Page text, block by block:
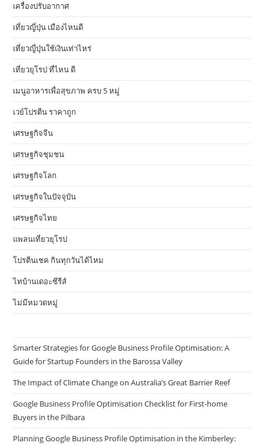
เครื่องปรับอากาศ
เที่ยวญี่ปุ่น เมืองไหนดี
เที่ยวญี่ปุ่นใช้เงินเท่าไหร่
เที่ยวยุโรป ที่ไหน ดี
เมนูอาหารเพื่อสุขภาพ ครบ 5 หมู่
เวย์โปรตีน ราคาถูก
เศรษฐกิจจีน
เศรษฐกิจชุมชน
เศรษฐกิจโลก
เศรษฐกิจในปัจจุบัน
เศรษฐกิจไทย
แพลนเที่ยวยุโรป
โปรตีนเชค กินทุกวันได้ไหม
ไทบ้านเดอะซีรีส์
ไม่มีหมวดหมู่
Smarter Strategies for Google Business Profile Optimisation: A
Guide for Startup Founders in the Barossa Valley
The Impact of Climate Change on Australia’s Great Barrier Reef
Google Business Profile Optimisation Checklist for First-home
Buyers in the Pilbara
Planning Google Business Profile Optimisation in the Kimberley: